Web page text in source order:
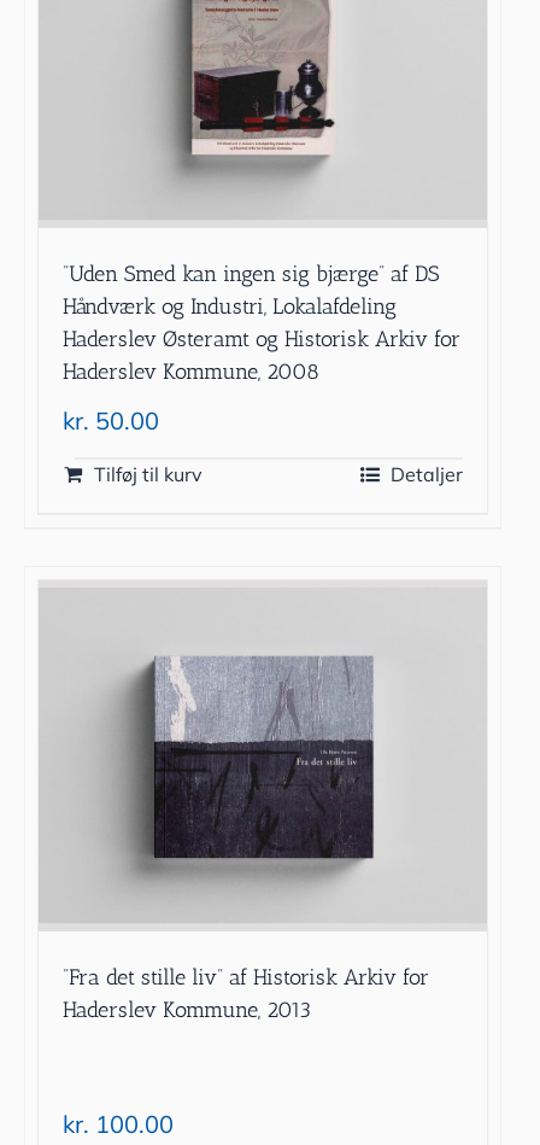
”Uden Smed kan ingen sig bjærge” af DS
Håndværk og Industri, Lokalafdeling
Haderslev Østeramt og Historisk Arkiv for
Haderslev Kommune, 2008
kr. 50.00
Tilføj til kurv Detaljer
”Fra det stille liv” af Historisk Arkiv for
Haderslev Kommune, 2013
kr. 100.00